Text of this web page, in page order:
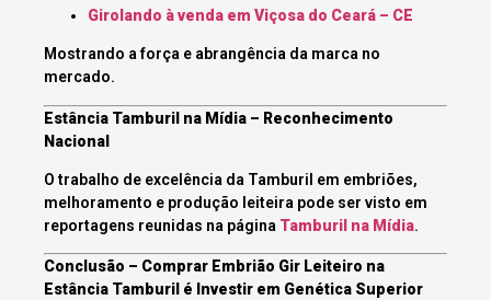
Girolando à venda em Viçosa do Ceará – CE
Mostrando a força e abrangência da marca no
mercado.
Estância Tamburil na Mídia – Reconhecimento
Nacional
O trabalho de excelência da Tamburil em embriões,
melhoramento e produção leiteira pode ser visto em
reportagens reunidas na página Tamburil na Mídia.
Conclusão – Comprar Embrião Gir Leiteiro na
Estância Tamburil é Investir em Genética Superior